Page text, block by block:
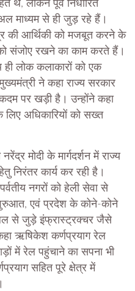
थे, लेकिन पूर्व निर्धारित
माध्यम से ही जुड़ रहे हैं।
की आर्थिकी को मजबूत करने के
संजोए रखने का काम करते हैं।
लोक कलाकारों को एक
ने कहा राज्य सरकार
पर खड़ी है। उन्होंने कहा
लिए अधिकारियों को सख्त
मोदी के मार्गदर्शन में राज्य
निरंतर कार्य कर रही है।
नगरों को हेली सेवा से
एवं प्रदेश के कोने-कोने
से जुड़े इंफ्रास्ट्रक्चर जैसे
ऋषिकेश कर्णप्रयाग रेल
में रेल पहुंचाने का सपना भी
सहित पूरे क्षेत्र में